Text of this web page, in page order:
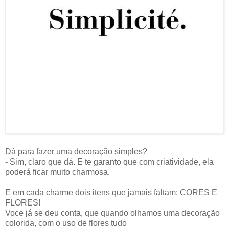
Dá para fazer uma decoração simples?
- Sim, claro que dá. E te garanto que com criatividade, ela
poderá ficar muito charmosa.
E em cada charme dois itens que jamais faltam: CORES E
FLORES!
Voce já se deu conta, que quando olhamos uma decoração
colorida, com o uso de flores tudo